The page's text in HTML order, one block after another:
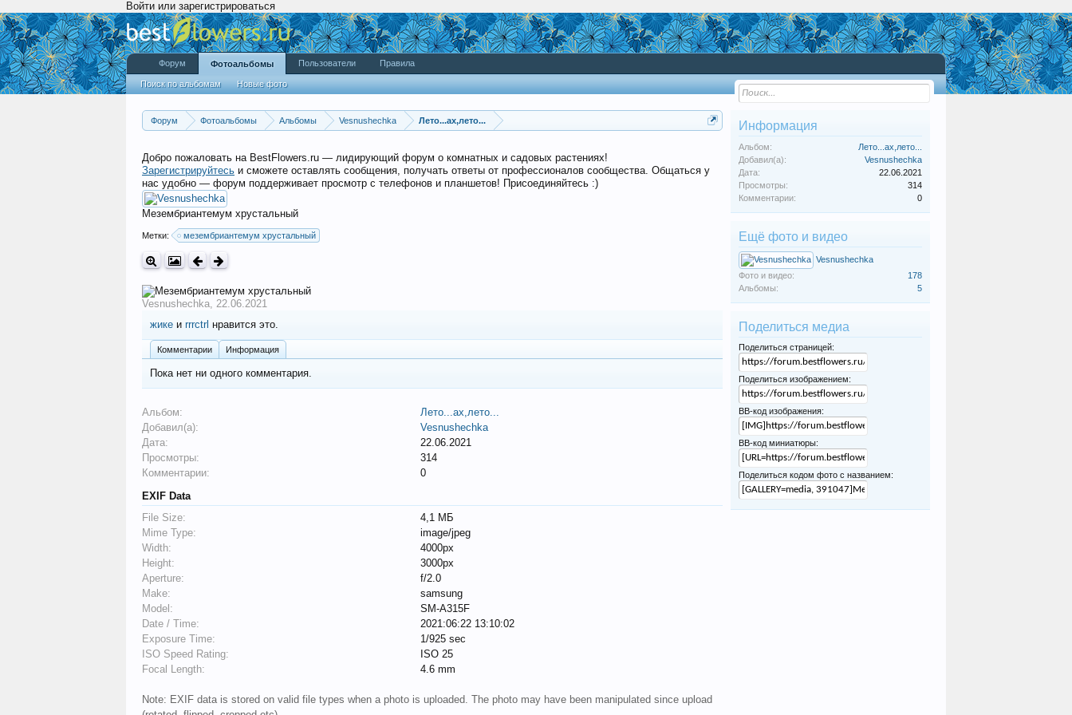
Войти или зарегистрироваться
Форум Фотоальбомы Альбомы Vesnushechka Лето...ах,лето...
Добро пожаловать на BestFlowers.ru — лидирующий форум о комнатных и садовых растениях!
Зарегистрируйтесь и сможете оставлять сообщения, получать ответы от профессионалов сообщества. Общаться у
нас удобно — форум поддерживает просмотр с телефонов и планшетов! Присоединяйтесь :)
Мезембриантемум хрустальный
Метки: мезембриантемум хрустальный
Vesnushechka, 22.06.2021
жике и rrrctrl нравится это.
Комментарии Информация
Пока нет ни одного комментария.
Альбом:
Лето...ах,лето...
Добавил(а):
Vesnushechka
Дата:
22.06.2021
Просмотры:
314
Комментарии:
0
EXIF Data
File Size:
4,1 МБ
Mime Type:
image/jpeg
Width:
4000px
Height:
3000px
Aperture:
f/2.0
Make:
samsung
Model:
SM-A315F
Date / Time:
2021:06:22 13:10:02
Exposure Time:
1/925 sec
ISO Speed Rating:
ISO 25
Focal Length:
4.6 mm
Note: EXIF data is stored on valid file types when a photo is uploaded. The photo may have been manipulated since upload
Информация
Альбом:
Лето...ах,лето...
Добавил(а):
Vesnushechka
Дата:
22.06.2021
Просмотры:
314
Комментарии:
0
Ещё фото и видео
Vesnushechka
Фото и видео:
178
Альбомы:
5
Поделиться медиа
Поделиться страницей:
Поделиться изображением:
BB-код изображения:
BB-код миниатюры:
Поделиться кодом фото с названием:
Форум Фотоальбомы
Поиск по альбомам Новые фото
Пользователи Правила